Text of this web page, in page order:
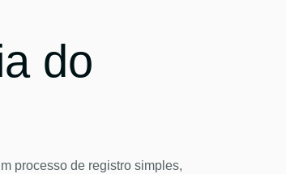
do
processo de registro simples,